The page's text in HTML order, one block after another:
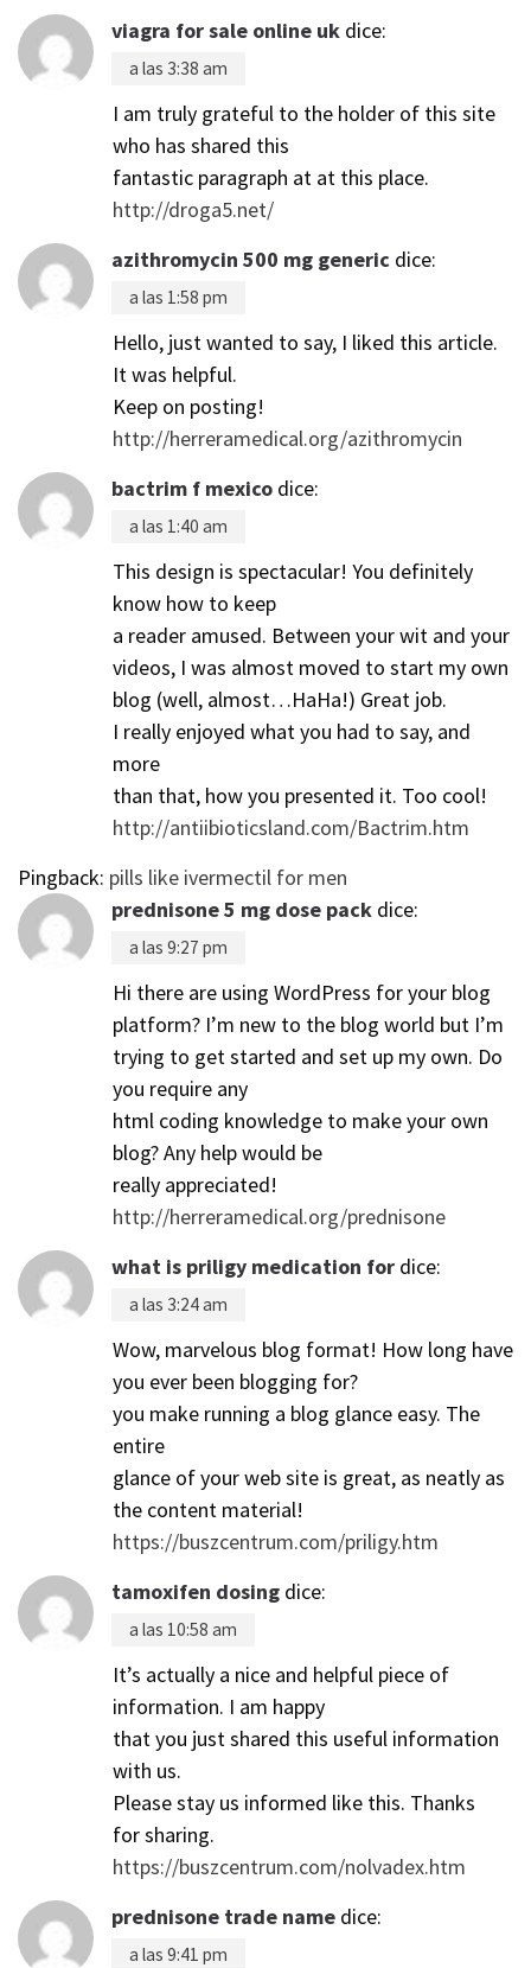
viagra for sale online uk dice:
a las 3:38 am
I am truly grateful to the holder of this site
who has shared this
fantastic paragraph at at this place.
http://droga5.net/
azithromycin 500 mg generic dice:
a las 1:58 pm
Hello, just wanted to say, I liked this article.
It was helpful.
Keep on posting!
http://herreramedical.org/azithromycin
bactrim f mexico dice:
a las 1:40 am
This design is spectacular! You definitely
know how to keep
a reader amused. Between your wit and your
videos, I was almost moved to start my own
blog (well, almost…HaHa!) Great job.
I really enjoyed what you had to say, and
more
than that, how you presented it. Too cool!
http://antiibioticsland.com/Bactrim.htm
Pingback: pills like ivermectil for men
prednisone 5 mg dose pack dice:
a las 9:27 pm
Hi there are using WordPress for your blog
platform? I’m new to the blog world but I’m
trying to get started and set up my own. Do
you require any
html coding knowledge to make your own
blog? Any help would be
really appreciated!
http://herreramedical.org/prednisone
what is priligy medication for dice:
a las 3:24 am
Wow, marvelous blog format! How long have
you ever been blogging for?
you make running a blog glance easy. The
entire
glance of your web site is great, as neatly as
the content material!
https://buszcentrum.com/priligy.htm
tamoxifen dosing dice:
a las 10:58 am
It’s actually a nice and helpful piece of
information. I am happy
that you just shared this useful information
with us.
Please stay us informed like this. Thanks
for sharing.
https://buszcentrum.com/nolvadex.htm
prednisone trade name dice:
a las 9:41 pm